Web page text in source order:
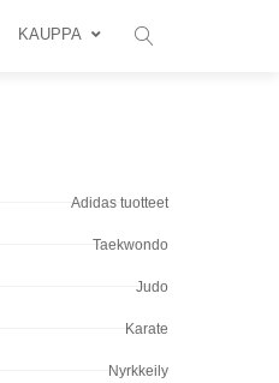
KAUPPA
Adidas tuotteet
Taekwondo
Judo
Karate
Nyrkkeily